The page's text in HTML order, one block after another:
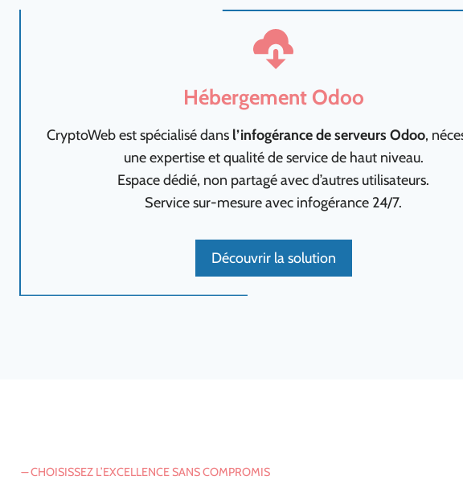
Hébergement Odoo
CryptoWeb est spécialisé dans l’infogérance de serveurs Odoo,
une expertise et qualité de service de haut niveau.
Espace dédié, non partagé avec d’autres utilisateurs.
Service sur-mesure avec infogérance 24/7.
Découvrir la solution
CHOISISSEZ L’EXCELLENCE SANS COMPROMIS